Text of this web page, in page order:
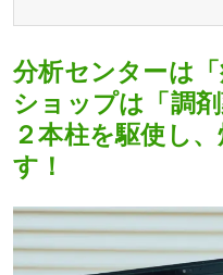
分析センターは
ショップは「調剤
２本柱を駆使し
す！